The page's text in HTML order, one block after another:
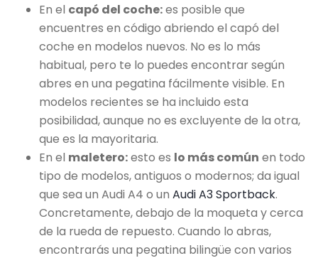
En el capó del coche:es posible que
encuentres en código abriendo el capó del
coche en modelos nuevos. No es lo más
habitual, pero te lo puedes encontrar según
abres en una pegatina fácilmente visible. En
modelos recientes se ha incluido esta
posibilidad, aunque no es excluyente de la otra,
que es la mayoritaria.
En el maletero:esto es lo más común en todo
tipo de modelos, antiguos o modernos; da igual
que sea un Audi A4 o un Audi A3 Sportback.
Concretamente, debajo de la moqueta y cerca
de la rueda de repuesto. Cuando lo abras,
encontrarás una pegatina bilingüe con varios